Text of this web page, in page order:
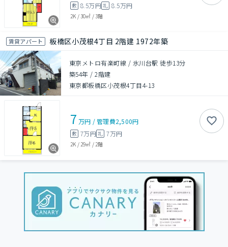
敷 8.5万円礼 8.5万円
2K /30㎡ /3階
賃貸アパート 板橋区小茂根4丁目 2階建 1972年築
東京メトロ有楽町線 / 氷川台駅 徒歩13分
築54年 /2階建
東京都板橋区小茂根4丁目4-13
7 万円 /管理費2,500円
敷 7万円礼 7万円
2K / 29㎡ / 2階